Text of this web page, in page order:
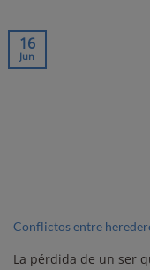
Conflictos entre
La pérdida de un ser
16
Jun